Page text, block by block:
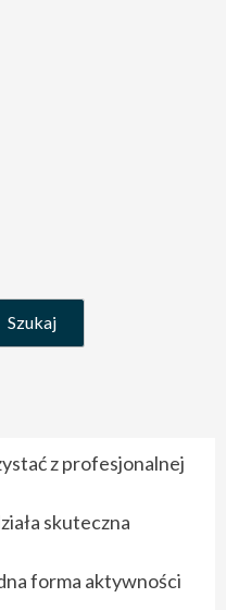
Szukaj
z profesjonalnej
skuteczna
forma aktywności